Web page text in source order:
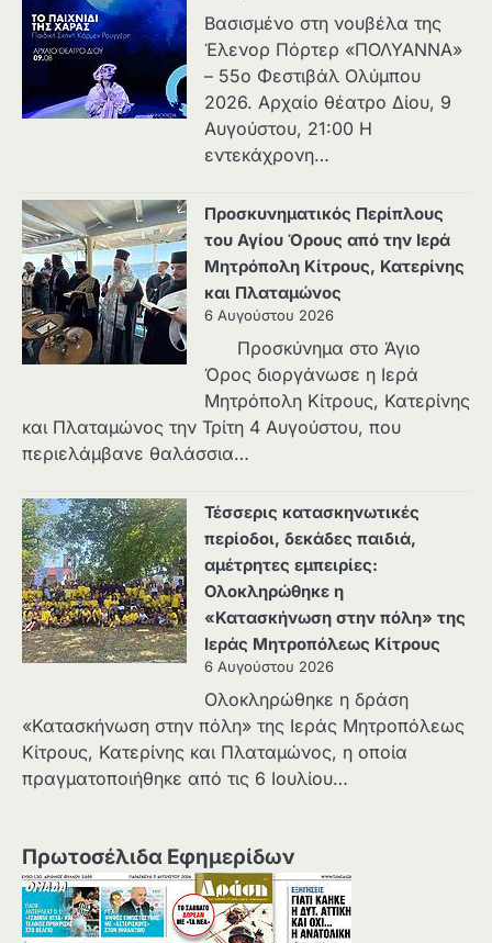
Βασισμένο στη νουβέλα της
Έλενορ Πόρτερ «ΠΟΛΥΑΝΝΑ»
– 55ο Φεστιβάλ Ολύμπου
2026. Αρχαίο θέατρο Δίου, 9
Αυγούστου, 21:00 Η
εντεκάχρονη…
Προσκυνηματικός Περίπλους
του Αγίου Όρους από την Ιερά
Μητρόπολη Κίτρους, Κατερίνης
και Πλαταμώνος
6 Αυγούστου 2026
Προσκύνημα στο Άγιο
Όρος διοργάνωσε η Ιερά
Μητρόπολη Κίτρους, Κατερίνης
και Πλαταμώνος την Τρίτη 4 Αυγούστου, που
περιελάμβανε θαλάσσια…
Τέσσερις κατασκηνωτικές
περίοδοι, δεκάδες παιδιά,
αμέτρητες εμπειρίες:
Ολοκληρώθηκε η
«Κατασκήνωση στην πόλη» της
Ιεράς Μητροπόλεως Κίτρους
6 Αυγούστου 2026
Ολοκληρώθηκε η δράση
«Κατασκήνωση στην πόλη» της Ιεράς Μητροπόλεως
Κίτρους, Κατερίνης και Πλαταμώνος, η οποία
πραγματοποιήθηκε από τις 6 Ιουλίου…
Πρωτοσέλιδα Εφημερίδων